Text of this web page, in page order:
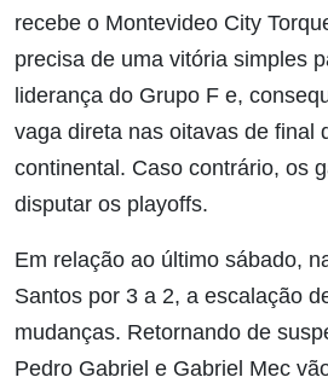
recebe o Montevideo City
precisa de uma vitória simples
liderança do Grupo F e,
vaga direta nas oitavas de final
continental. Caso contrário, os
disputar os playoffs.
Em relação ao último sábado,
Santos por 3 a 2, a escalação
mudanças. Retornando de
Pedro Gabriel e Gabriel Mec